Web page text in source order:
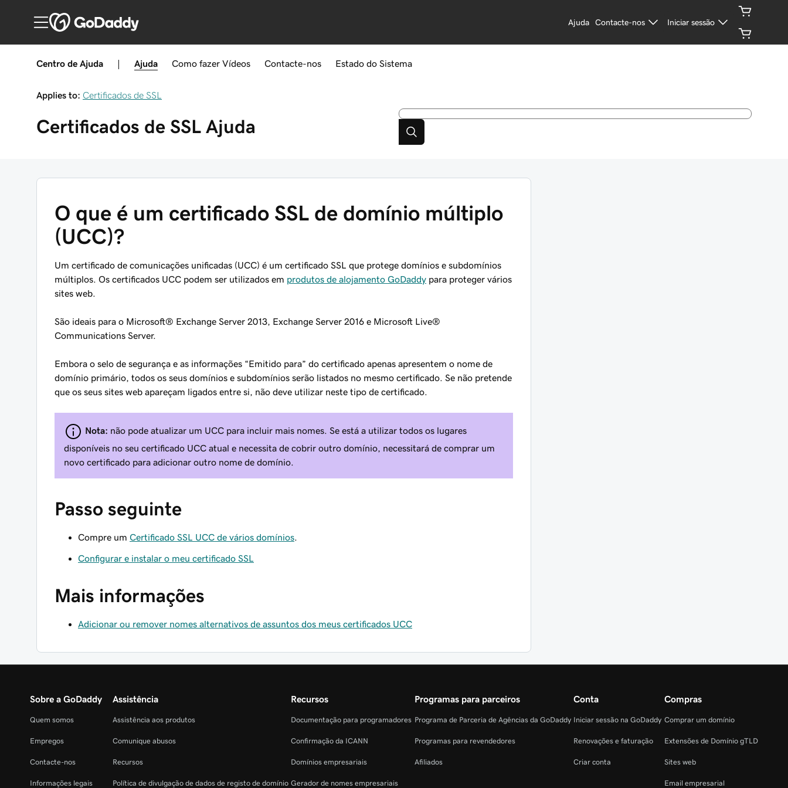
Ajuda Contacte-nos Iniciar sessão
Centro de Ajuda Ajuda Como fazer Vídeos Contacte-nos Estado do Sistema
Applies to: Certificados de SSL
Certificados de SSL Ajuda
O que é um certificado SSL de domínio múltiplo
(UCC)?
Um certificado de comunicações unificadas (UCC) é um certificado SSL que protege domínios e subdomínios
múltiplos. Os certificados UCC podem ser utilizados em produtos de alojamento GoDaddy para proteger vários
sites web.
São ideais para o Microsoft® Exchange Server 2013, Exchange Server 2016 e Microsoft Live®
Communications Server.
Embora o selo de segurança e as informações “Emitido para” do certificado apenas apresentem o nome de
domínio primário, todos os seus domínios e subdomínios serão listados no mesmo certificado. Se não pretende
que os seus sites web apareçam ligados entre si, não deve utilizar neste tipo de certificado.
Nota: não pode atualizar um UCC para incluir mais nomes. Se está a utilizar todos os lugares
disponíveis no seu certificado UCC atual e necessita de cobrir outro domínio, necessitará de comprar um
novo certificado para adicionar outro nome de domínio.
Passo seguinte
Compre um Certificado SSL UCC de vários domínios
Configurar e instalar o meu certificado SSL
Mais informações
Adicionar ou remover nomes alternativos de assuntos dos meus certificados UCC
Sobre a GoDaddy
Quem somos
Empregos
Contacte-nos
Informações legais
Assistência
Assistência aos produtos
Comunique abusos
Recursos
Política de divulgação de dados de registo de domínio
Recursos
Documentação para programadores
Confirmação da ICANN
Domínios empresariais
Gerador de nomes empresariais
Programas para parceiros
Programa de Parceria de Agências da GoDaddy
Programas para revendedores
Afiliados
Conta
Iniciar sessão na GoDaddy
Renovações e faturação
Criar conta
Compras
Comprar um domínio
Extensões de Domínio gTLD
Sites web
Email empresarial